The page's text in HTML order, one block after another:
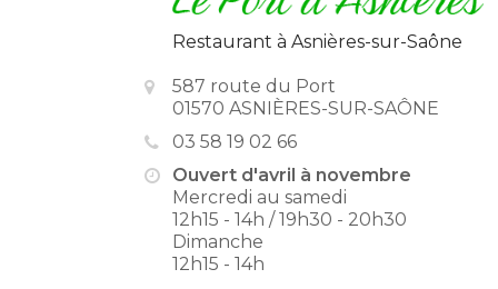
Restaurant à Asnières-sur-Saône
587 route du Port
01570 ASNIÈRES-SUR-SAÔNE
03 58 19 02 66
Ouvert d'avril à novembre
Mercredi au samedi
12h15 - 14h / 19h30 - 20h30
Dimanche
12h15 - 14h